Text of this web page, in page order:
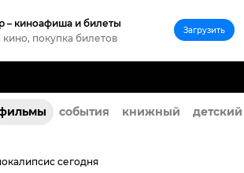
события книжный
сегодня
– киноафиша и билеты
покупка билетов
Загрузить